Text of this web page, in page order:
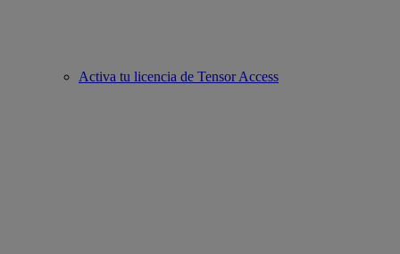
Activa tu licencia de Tensor Access